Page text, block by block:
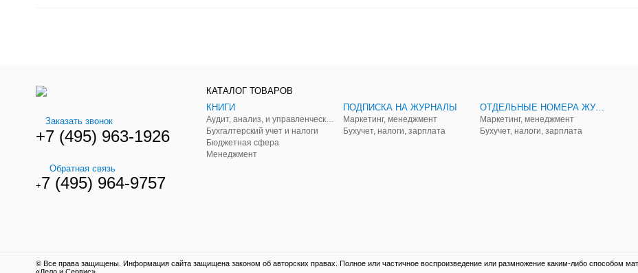
Заказать звонок
+7 (495) 963-1926
Обратная связь
+7 (495) 964-9757
КАТАЛОГ ТОВАРОВ
КНИГИ
Бухгалтерский учет и налоги
Бюджетная сфера
Менеджмент
ПОДПИСКА НА ЖУРНАЛЫ
Маркетинг, менеджмент
Бухучет, налоги, зарплата
ОТДЕЛЬНЫЕ НОМЕРА ЖУРНАЛОВ
Маркетинг, менеджмент
Бухучет, налоги, зарплата
© Все права защищены. Информация сайта защищена законом об авторских правах. Полное или частичное воспроизведение или размножение каким-либо способом
«Дело и Сервис».